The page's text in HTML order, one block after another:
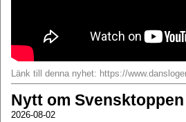
Länk till denna nyhet: https://
Nytt om Svensktoppen
2026-08-02